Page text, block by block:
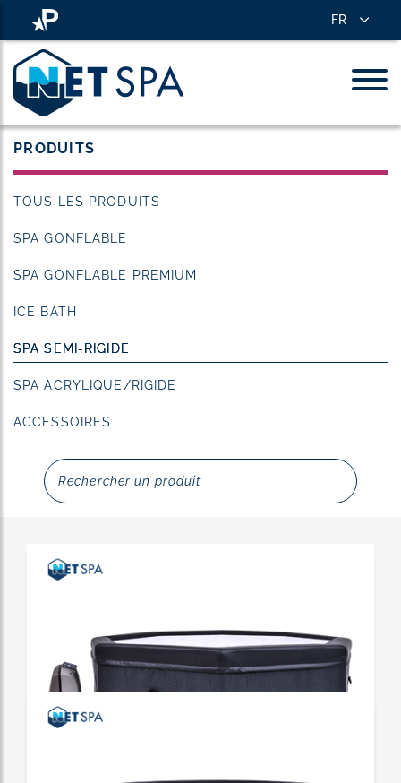
FR
PRODUITS
TOUS LES PRODUITS
SPA GONFLABLE
SPA GONFLABLE PREMIUM
ICE BATH
SPA SEMI-RIGIDE
SPA ACRYLIQUE/RIGIDE
ACCESSOIRES